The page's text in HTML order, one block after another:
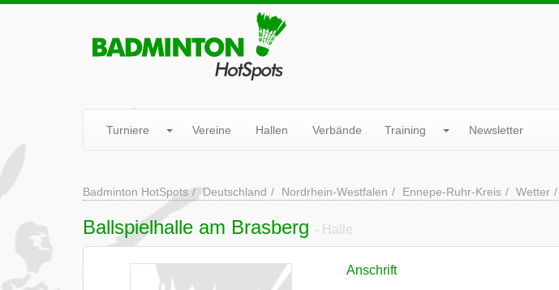
Turniere Vereine Hallen Verbände Training Newsletter
Badminton HotSpots Deutschland Nordrhein-Westfalen Ennepe-Ruhr-Kreis Wetter
Ballspielhalle am Brasberg - Halle
Anschrift